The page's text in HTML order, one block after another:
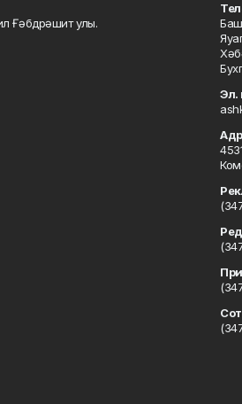
Ғәбдрәшит улы.
Эл.